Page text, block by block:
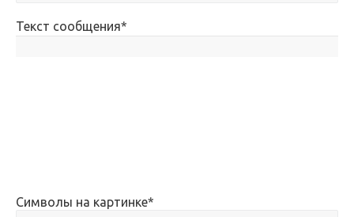
Текст сообщения*
Символы на картинке*